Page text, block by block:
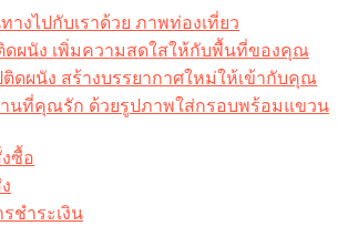
างไปกับเราด้วย ภาพท่องเที่ยว
ดผนัง เพิ่มความสดใสให้กับพื้นที่ของคุณ
ดผนัง สร้างบรรยากาศใหม่ให้เข้ากับคุณ
านที่คุณรัก ด้วยรูปภาพใส่กรอบพร้อมแขวน​
ซื้อ
ชำระเงิน